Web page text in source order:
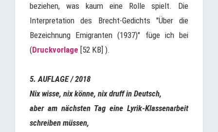
beziehen, was kaum eine Rolle spielt. Die
Interpretation des Brecht-Gedichts "Über die
Bezeichnung Emigranten (1937)" füge ich bei
(Druckvorlage [52 KB] ).
5. AUFLAGE / 2018
Nix wisse, nix könne, nix druff in Deutsch,
aber am nächsten Tag eine Lyrik-Klassenarbeit
schreiben müssen,